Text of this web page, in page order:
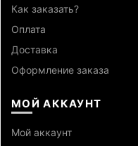
Как заказать?
Оплата
Доставка
Оформление заказа
МОЙ АККАУНТ
Мой аккаунт